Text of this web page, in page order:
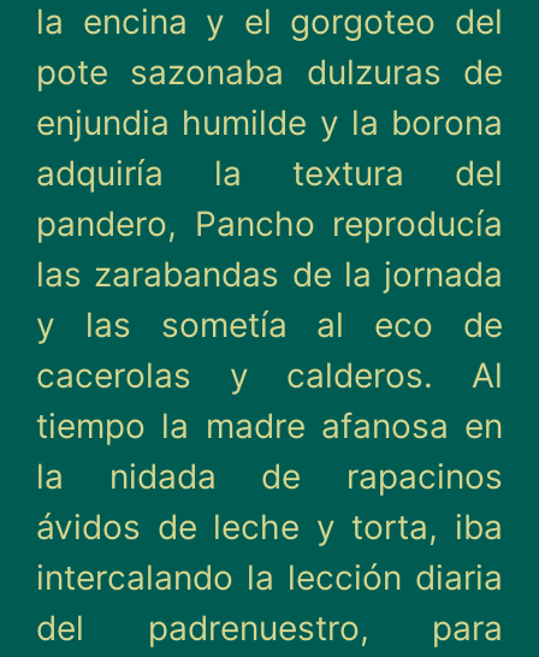
la enci­na y el gorgoteo del
pote sazo­naba dulzuras de
enjundia humilde y la borona
adquiría la textura del
pandero, Pan­cho reproducía
las zaraban­das de la jornada
y las some­tía al eco de
cacerolas y calde­ros. Al
tiempo la madre afa­nosa en
la nidada de rapaci­nos
ávidos de leche y torta, iba
intercalando la lección diaria
del padrenuestro, para